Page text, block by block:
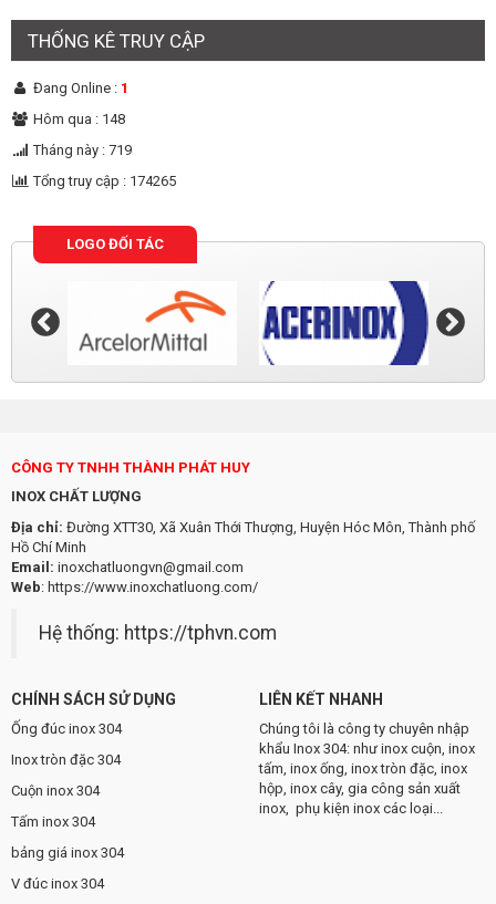
THỐNG KÊ TRUY CẬP
Đang Online : 1
Hôm qua : 148
Tháng này : 719
Tổng truy cập : 174265
LOGO ĐỐI TÁC
CÔNG TY TNHH THÀNH PHÁT HUY
INOX CHẤT LƯỢNG
Địa chỉ: Đường XTT30, Xã Xuân Thới Thượng, Huyện Hóc Môn, Thành phố
Hồ Chí Minh
Email: inoxchatluongvn@gmail.com
Web: https://www.inoxchatluong.com/
Hệ thống: https://tphvn.com
CHÍNH SÁCH SỬ DỤNG
Ống đúc inox 304
Inox tròn đặc 304
Cuộn inox 304
Tấm inox 304
bảng giá inox 304
V đúc inox 304
LIÊN KẾT NHANH
Chúng tôi là công ty chuyên nhập
khẩu Inox 304: như inox cuộn, inox
tấm, inox ống, inox tròn đặc, inox
hộp, inox cây, gia công sản xuất
inox, phụ kiện inox các loại...